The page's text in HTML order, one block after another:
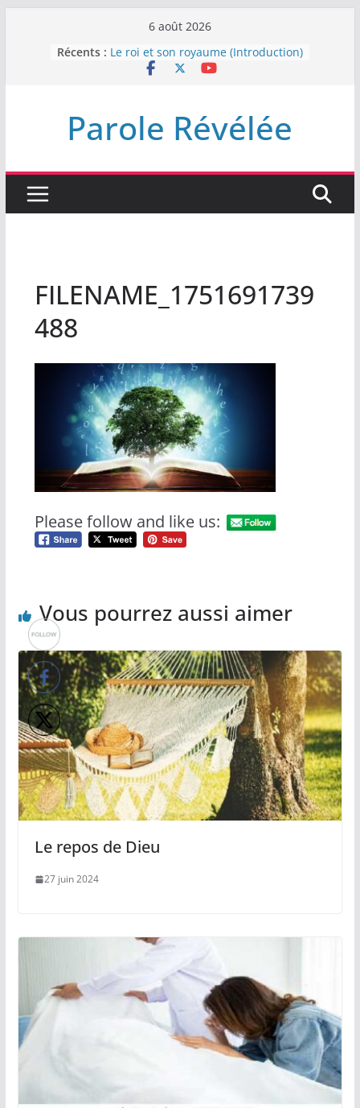
6 août 2026
Récents : Le roi et son royaume (Introduction)
DEMEUREZ DANS LA LUMIÈRE
LABAN
L’INTERVENTION DE DIEU
Parole Révélée
FILENAME_1751691739
488
Please follow and like us:
Vous pourrez aussi aimer
Le repos de Dieu
27 juin 2024